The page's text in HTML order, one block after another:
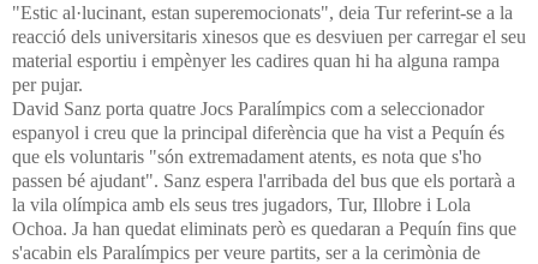
"Estic al·lucinant, estan superemocionats", deia Tur referint-se a la
reacció dels universitaris xinesos que es desviuen per carregar el seu
material esportiu i empènyer les cadires quan hi ha alguna rampa
per pujar.
David Sanz porta quatre Jocs Paralímpics com a seleccionador
espanyol i creu que la principal diferència que ha vist a Pequín és
que els voluntaris "són extremadament atents, es nota que s'ho
passen bé ajudant". Sanz espera l'arribada del bus que els portarà a
la vila olímpica amb els seus tres jugadors, Tur, Illobre i Lola
Ochoa. Ja han quedat eliminats però es quedaran a Pequín fins que
s'acabin els Paralímpics per veure partits, ser a la cerimònia de